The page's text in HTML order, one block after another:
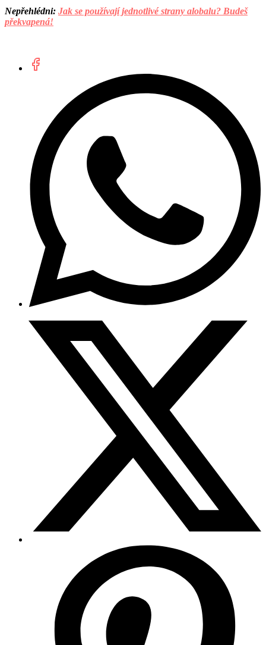
Nepřehlédni: Jak se používají jednotlivé strany alobalu? Budeš
překvapená!